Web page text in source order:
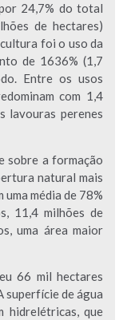
24,7% do total
de hectares)
foi o uso da
de 1636% (1,7
Entre os usos
com 1,4
lavouras perenes
sobre a formação
natural mais
média de 78%
11,4 milhões de
uma área maior
66 mil hectares
superfície de água
hidrelétricas, que